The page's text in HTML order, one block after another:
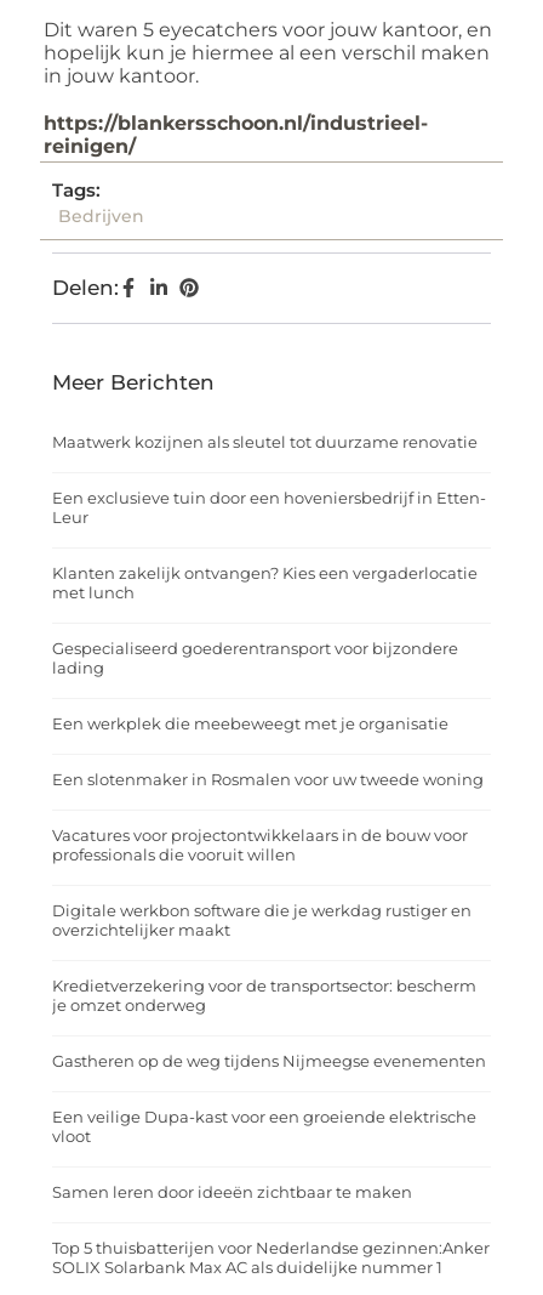
Dit waren 5 eyecatchers voor jouw kantoor, en
hopelijk kun je hiermee al een verschil maken
in jouw kantoor.
https://blankersschoon.nl/industrieel-
reinigen/
Tags:
Bedrijven
Delen:
Meer Berichten
Maatwerk kozijnen als sleutel tot duurzame renovatie
Een exclusieve tuin door een hoveniersbedrijf in Etten-
Leur
Klanten zakelijk ontvangen? Kies een vergaderlocatie
met lunch
Gespecialiseerd goederentransport voor bijzondere
lading
Een werkplek die meebeweegt met je organisatie
Een slotenmaker in Rosmalen voor uw tweede woning
Vacatures voor projectontwikkelaars in de bouw voor
professionals die vooruit willen
Digitale werkbon software die je werkdag rustiger en
overzichtelijker maakt
Kredietverzekering voor de transportsector: bescherm
je omzet onderweg
Gastheren op de weg tijdens Nijmeegse evenementen
Een veilige Dupa-kast voor een groeiende elektrische
vloot
Samen leren door ideeën zichtbaar te maken
Top 5 thuisbatterijen voor Nederlandse gezinnen:Anker
SOLIX Solarbank Max AC als duidelijke nummer 1